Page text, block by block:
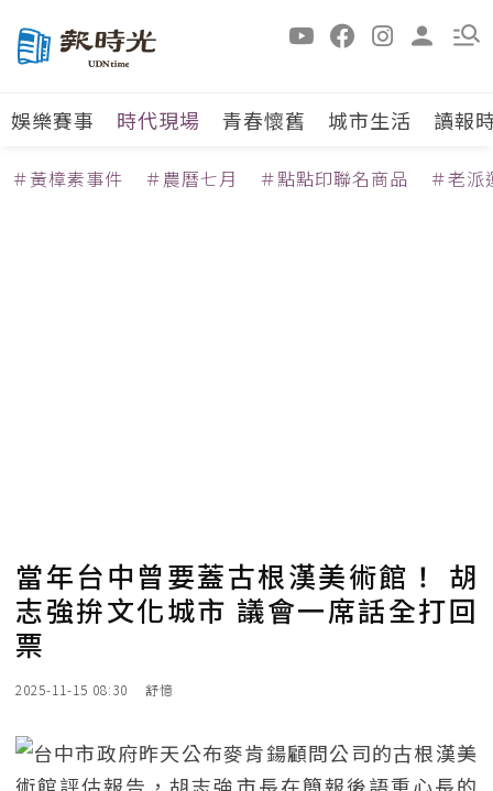
娛樂賽事 時代現場 青春懷舊 城市生活 讀報
＃黃樟素事件 ＃農曆七月 ＃點點印聯名商品 ＃老派
當年台中曾要蓋古根漢美術館！ 胡
志強拚文化城市 議會一席話全打回
票
2025-11-15 08:30 舒憶